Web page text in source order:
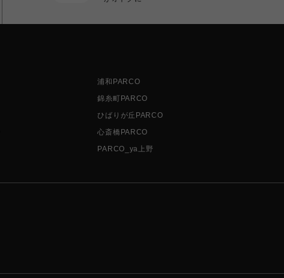
浦和PARCO
錦糸町PARCO
ひばりが丘PARCO
心斎橋PARCO
PARCO_ya上野